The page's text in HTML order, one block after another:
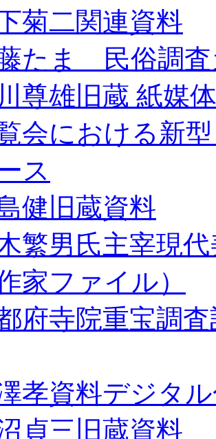
菊二関連資料
たま 民俗調査
尊雄旧蔵 紙媒
会における新
ス
健旧蔵資料
繁男氏主宰現
作家ファイル）
府寺院重宝調
孝資料デジタ
貞三旧蔵資料